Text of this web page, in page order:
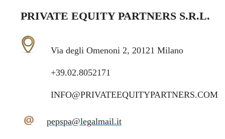
PRIVATE EQUITY PARTNERS S.R.L.
Via degli Omenoni 2, 20121 Milano
+39.02.8052171
INFO@PRIVATEEQUITYPARTNERS.COM
@ pepspa@legalmail.it